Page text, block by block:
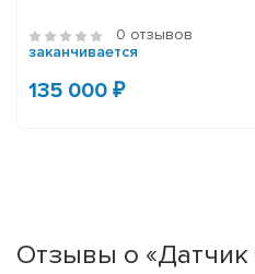
0 отзывов
заканчивается
135 000 ₽
Отзывы о «Датчик